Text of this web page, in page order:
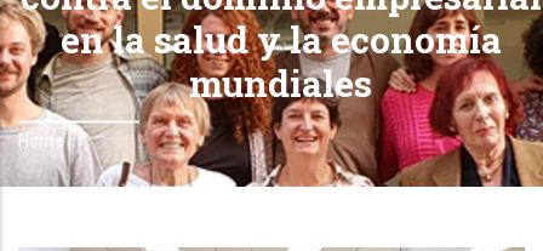
en la salud y la economía
mundiales
Breadcrumb
Home